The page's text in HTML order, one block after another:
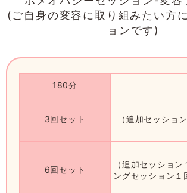
(ご自身の変容に取り組みたい方
ョンです)
180分
3回セット
（追加セッショ
6回セット
（追加セッショ
ングセッション１